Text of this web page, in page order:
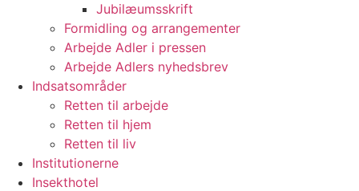
Jubilæumsskrift
Formidling og arrangementer
Arbejde Adler i pressen
Arbejde Adlers nyhedsbrev
Indsatsområder
Retten til arbejde
Retten til hjem
Retten til liv
Institutionerne
Insekthotel